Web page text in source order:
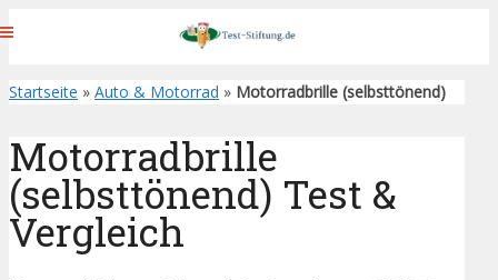
Startseite » Auto & Motorrad » Motorradbrille (selbsttönend)
Motorradbrille
(selbsttönend) Test &
Vergleich